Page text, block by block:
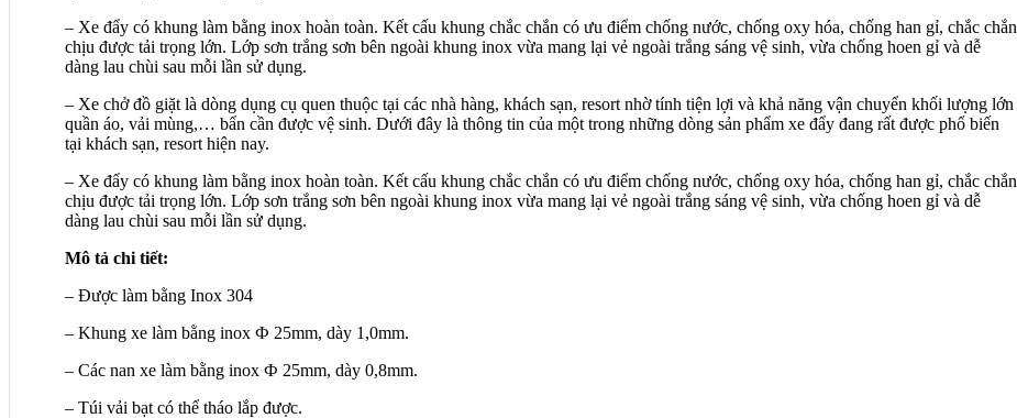
– Xe đẩy có khung làm bằng inox hoàn toàn. Kết cấu khung chắc chắn có ưu điểm chống nước, chống oxy hóa, chống han gỉ, chắc chắn
chịu được tải trọng lớn. Lớp sơn trắng sơn bên ngoài khung inox vừa mang lại vẻ ngoài trắng sáng vệ sinh, vừa chống hoen gỉ và dễ
dàng lau chùi sau mỗi lần sử dụng.
– Xe chở đồ giặt là dòng dụng cụ quen thuộc tại các nhà hàng, khách sạn, resort nhờ tính tiện lợi và khả năng vận chuyển khối lượng lớn
quần áo, vải mùng,… bẩn cần được vệ sinh. Dưới đây là thông tin của một trong những dòng sản phẩm xe đẩy đang rất được phổ biến
tại khách sạn, resort hiện nay.
– Xe đẩy có khung làm bằng inox hoàn toàn. Kết cấu khung chắc chắn có ưu điểm chống nước, chống oxy hóa, chống han gỉ, chắc chắn
chịu được tải trọng lớn. Lớp sơn trắng sơn bên ngoài khung inox vừa mang lại vẻ ngoài trắng sáng vệ sinh, vừa chống hoen gỉ và dễ
dàng lau chùi sau mỗi lần sử dụng.
Mô tả chi tiết:
– Được làm bằng Inox 304
– Khung xe làm bằng inox Ф 25mm, dày 1,0mm.
– Các nan xe làm bằng inox Ф 25mm, dày 0,8mm.
– Túi vải bạt có thể tháo lắp được.